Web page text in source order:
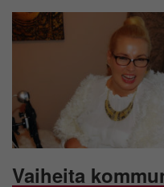
Vaiheita